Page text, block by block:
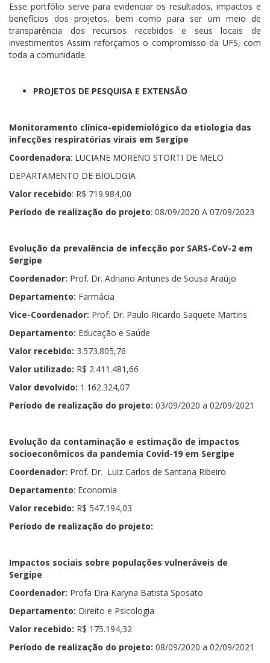
Esse portfólio serve para evidenciar os resultados, impactos e
benefícios dos projetos, bem como para ser um meio de
transparência dos recursos recebidos e seus locais de
investimentos Assim reforçamos o compromisso da UFS, com
toda a comunidade.
PROJETOS DE PESQUISA E EXTENSÃO
Monitoramento clínico-epidemiológico da etiologia das
infecções respiratórias virais em Sergipe
Coordenadora: LUCIANE MORENO STORTI DE MELO
DEPARTAMENTO DE BIOLOGIA
Valor recebido: R$ 719.984,00
Período de realização do projeto: 08/09/2020 A 07/09/2023
Evolução da prevalência de infecção por SARS-CoV-2 em
Sergipe
Coordenador: Prof. Dr. Adriano Antunes de Sousa Araújo
Departamento: Farmácia
Vice-Coordenador: Prof. Dr. Paulo Ricardo Saquete Martins
Departamento: Educação e Saúde
Valor recebido: 3.573.805,76
Valor utilizado: R$ 2.411.481,66
Valor devolvido: 1.162.324,07
Período de realização do projeto: 03/09/2020 a 02/09/2021
Evolução da contaminação e estimação de impactos
socioeconômicos da pandemia Covid-19 em Sergipe
Coordenador: Prof. Dr. Luiz Carlos de Santana Ribeiro
Departamento: Economia
Valor recebido: R$ 547.194,03
Período de realização do projeto:
Impactos sociais sobre populações vulneráveis de
Sergipe
Coordenador: Profa Dra Karyna Batista Sposato
Departamento: Direito e Psicologia
Valor recebido: R$ 175.194,32
Período de realização do projeto: 08/09/2020 a 02/09/2021